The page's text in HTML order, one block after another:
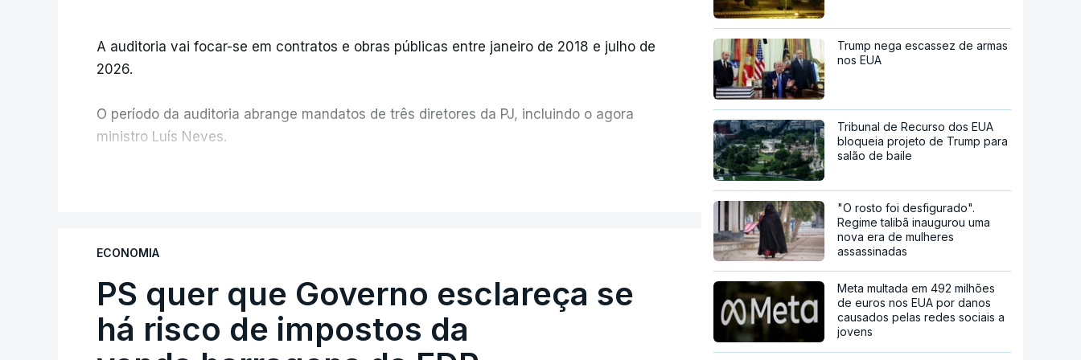
A auditoria vai focar-se em contratos e obras públicas entre janeiro de 2018 e julho de
2026.
O período da auditoria abrange mandatos de três diretores da PJ, incluindo o agora
ministro Luís Neves.
Não há prazos fixados para a conclusão desta avaliação à Polícia Judiciária.
Do início da polémica com a revelação de obras a título pessoal, numa propriedade no
Alentejo, feitas pelo mesmo empreiteiro contratado 17 vezes para obras na Polícia
Judiciária (PJ) até aos últimos dias, em que até do Governo surgiram ordens para mais
ECONOMIA
PS quer que Governo esclareça se
há risco de impostos da
Trump nega escassez de armas
nos EUA
Tribunal de Recurso dos EUA
bloqueia projeto de Trump para
salão de baile
"O rosto foi desfigurado".
Regime talibã inaugurou uma
nova era de mulheres
assassinadas
Meta multada em 492 milhões
de euros nos EUA por danos
causados pelas redes sociais a
jovens